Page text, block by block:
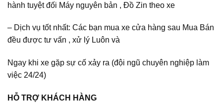
hành tuyệt đối Máy nguyên bản , Đồ Zin theo xe
– Dịch vụ tốt nhất: Các bạn mua xe cửa hàng sau Mua Bán
đều được tư vấn , xử lý Luôn và
Ngay khi xe gặp sự cố xảy ra (đội ngũ chuyên nghiệp làm
việc 24/24)
HỖ TRỢ KHÁCH HÀNG